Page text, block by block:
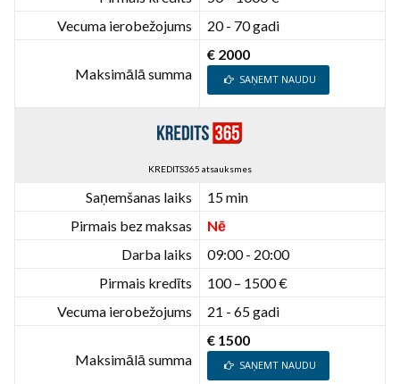
Vecuma ierobežojums
20 - 70 gadi
Maksimālā summa
€ 2000
SAŅEMT NAUDU
KREDITS365 atsauksmes
Saņemšanas laiks
15 min
Pirmais bez maksas
Nē
Darba laiks
09:00 - 20:00
Pirmais kredīts
100 – 1500 €
Vecuma ierobežojums
21 - 65 gadi
Maksimālā summa
€ 1500
SAŅEMT NAUDU